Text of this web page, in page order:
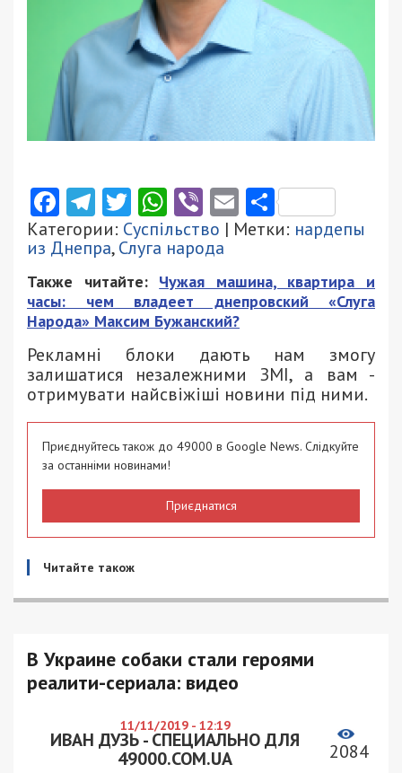
Facebook
Telegram
Twitter
WhatsApp
ViberEmail
Категории: Суспільство | Метки: нардепы
из Днепра,Слуга народа
Также читайте: Чужая машина, квартира и
часы: чем владеет днепровский «Слуга
Народа» Максим Бужанский?
Рекламні блоки дають нам змогу
залишатися незалежними ЗМІ, а вам -
отримувати найсвіжіші новини під ними.
Приєднуйтесь також до 49000 в Google News. Слідкуйте
за останніми новинами!
Приєднатися
Читайте також
В Украине собаки стали героями
реалити-сериала: видео
11/11/2019 - 12:19
ИВАН ДУЗЬ - СПЕЦИАЛЬНО ДЛЯ
49000.COM.UA
2084